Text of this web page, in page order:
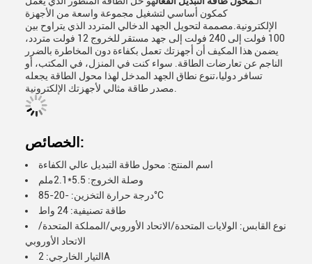
كمكون أساسي لتشغيل مجموعة واسعة من الأجهزة
الإلكترونية.مصممة لتحويل الجهد الدخالي المتردد الذي يتراوح بين
100 فولت إلى 240 فولت إلى جهد مستقر للخروج 12 فولت متردد،
يضمن هذا المكيف أن أجهزتك تعمل بكفاءة دون المخاطرة بالضرر
الناجم عن تعارضات الطاقة. سواء كنت في المنزل، في المكتب، أو
تسافر دوليا،تنوع نطاق الجهد المدخل لهذا محول الطاقة يجعله
الخصائص:
اسم المنتج: محول طاقة التبديل عالي الكفاءة
وصلة الخروج: 5.5*2.1ملم
درجة حرارة التخزين: -20-85°C
طاقة تصنيفية: 24 واط
نوع القابس: الولايات المتحدة/الاتحاد الأوروبي/المملكة المتحدة/
الاتحاد الأوروبي
التيار الخارجي: 2A